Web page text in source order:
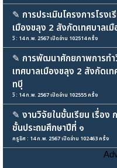
✎ การประเมินโครงการโรง
เมืองขลุง 2 สังกัดเทศบาลเ
วิ : 14 ก.พ. 2567 เปิดอ่าน 102514 ครั้ง
✎ การพัฒนาศักยภาพการทำ
เทศบาลเมืองขลุง 2 สังกัดเ
ทบุี
วิ : 14 ก.พ. 2567 เปิดอ่าน 102555 ครั้ง
✎ งานวิจัยในชั้นเรียน เรื่อง
ชั้นประถมศึกษาปีที่ ๑
ครูธิศ : 14 ก.พ. 2567 เปิดอ่าน 102463 ครั้ง